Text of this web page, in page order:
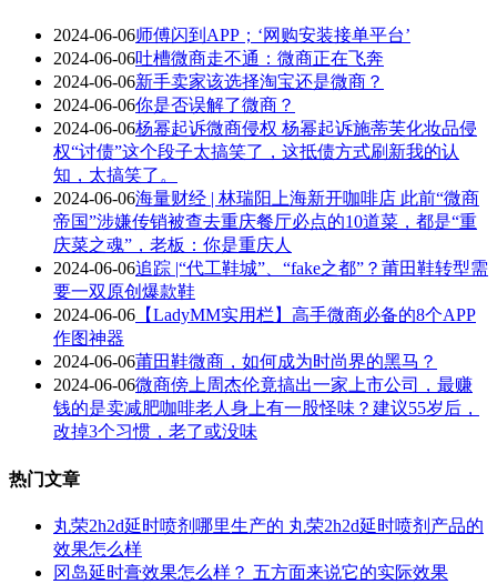
2024-06-06师傅闪到APP；‘网购安装接单平台’
2024-06-06吐槽微商走不通：微商正在飞奔
2024-06-06新手卖家该选择淘宝还是微商？
2024-06-06你是否误解了微商？
2024-06-06杨幂起诉微商侵权 杨幂起诉施蒂芙化妆品侵
权“讨债”这个段子太搞笑了，这抵债方式刷新我的认
知，太搞笑了。
2024-06-06海量财经 | 林瑞阳上海新开咖啡店 此前“微商
帝国”涉嫌传销被查去重庆餐厅必点的10道菜，都是“重
庆菜之魂”，老板：你是重庆人
2024-06-06追踪 |“代工鞋城”、“fake之都”？莆田鞋转型需
要一双原创爆款鞋
2024-06-06 【LadyMM实用栏】高手微商必备的8个APP
作图神器
2024-06-06莆田鞋微商，如何成为时尚界的黑马？
2024-06-06微商傍上周杰伦竟搞出一家上市公司，最赚
钱的是卖减肥咖啡老人身上有一股怪味？建议55岁后，
改掉3个习惯，老了或没味
热门文章
丸荣2h2d延时喷剂哪里生产的 丸荣2h2d延时喷剂产品的
效果怎么样
冈岛延时膏效果怎么样？ 五方面来说它的实际效果